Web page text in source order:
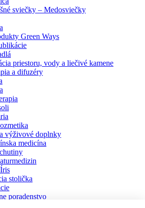
sviečky – Medosviečky
Green Ways
priestoru, vody a liečivé kamene
a difuzéry
výživové doplnky
medicína
stolička
poradenstvo